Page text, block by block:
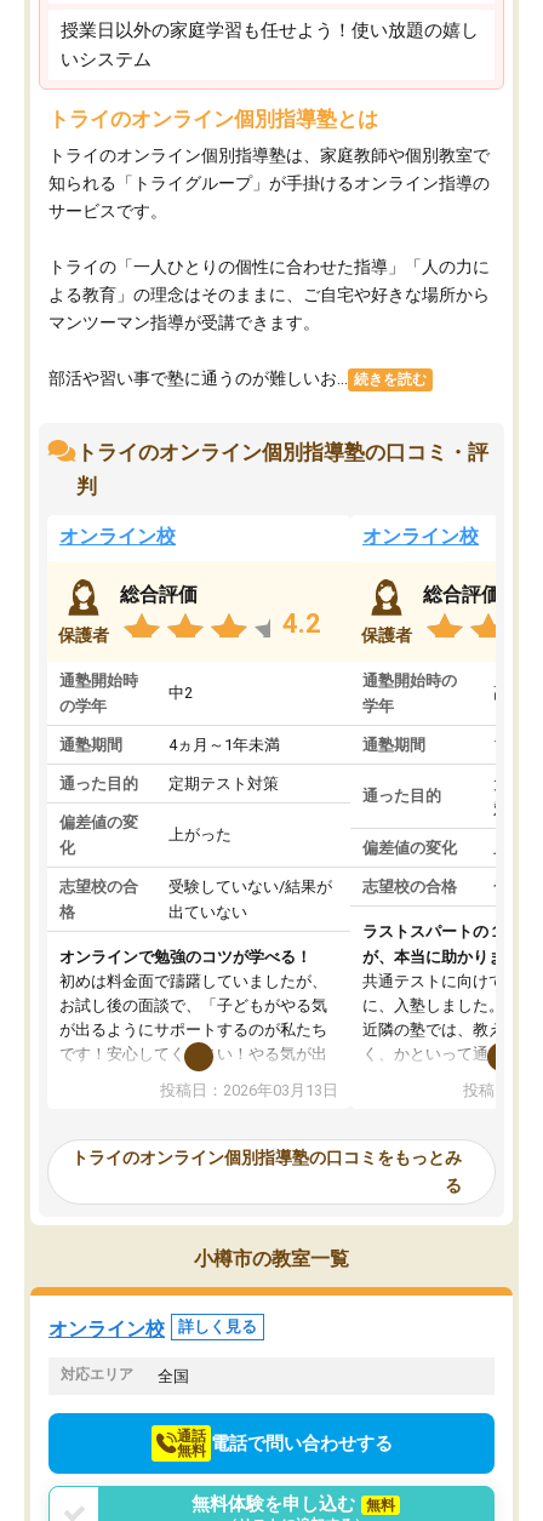
授業日以外の家庭学習も任せよう！使い放題の嬉し
いシステム
トライのオンライン個別指導塾とは
トライのオンライン個別指導塾は、家庭教師や個別教室で
知られる「トライグループ」が手掛けるオンライン指導の
サービスです。
トライの「一人ひとりの個性に合わせた指導」「人の力に
よる教育」の理念はそのままに、ご自宅や好きな場所から
マンツーマン指導が受講できます。
部活や習い事で塾に通うのが難しいお... 続きを読む
トライのオンライン個別指導塾の口コミ・評
判
オンライン校
保護者
総合評価
4.2
通塾開始時
の学年
中2
通塾期間 4ヵ月～1年未満
通った目的 定期テスト対策
偏差値の変
化
上がった
志望校の合
格
受験していない/結果が
出ていない
オンラインで勉強のコツが学べる！
初めは料金面で躊躇していましたが、
お試し後の面談で、「子どもがやる気
が出るようにサポートするのが私たち
です！安心してください！やる気が出
ないのは私たち講師の責任です」と言
ってくださり、確かに！と考えて、思
ったんですが、学生の先生から学ぶこ
み、徐々に成績が上がったらいいなと
思っていました。何が今足りないのか
を的確に指導いただき、子どももびっ
くりするほど楽しんでやる気を持って
塾を受けています。狙い通り、少しず
つ成績も上がり、苦手意識も無くなっ
てきたので、さらに苦手な数学も追加
でお願いしました。来年の高校受験に
投稿日：2026年03月13日
オンライン校
保護者
総合評価
通塾開始時の
学年
高3
通塾期間 1～3
通った目的
大学
対策
偏差値の変化
志望校の合格 合格
ラストスパートの１か月
が、本当に助かりました
共通テストに向けての追
に、入塾しました。田舎
近隣の塾では、教えても
く、かといって通うには
可能なので本当に助か
らないところをピンポイ
頂いて、とてもわかり
していました。一生を
スト、多少お金がかかっ
投稿日：
トライのオンライン個別指導塾の口コミをもっとみ
る
小樽市の教室一覧
オンライン校 詳しく見る
対応エリア 全国
通話
無料 電話で問い合わせする
無料体験を申し込む
無料